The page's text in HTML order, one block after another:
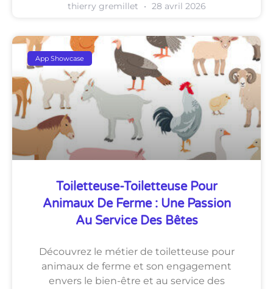
thierry gremillet 28 avril 2026
App Showcase
Toiletteuse-Toiletteuse Pour
Animaux De Ferme : Une Passion
Au Service Des Bêtes
Découvrez le métier de toiletteuse pour
animaux de ferme et son engagement
envers le bien-être et au service des